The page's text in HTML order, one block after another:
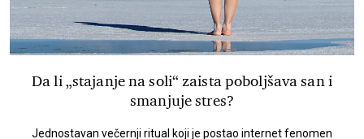
Da li „stajanje na soli“ zaista poboljšava san i
smanjuje stres?
Jednostavan večernji ritual koji je postao internet fenomen